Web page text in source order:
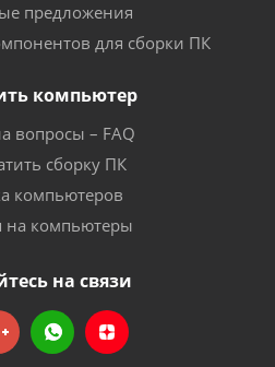
предложения
для сборки ПК
компьютер
вопросы – FAQ
сборку ПК
компьютеров
на компьютеры
на связи